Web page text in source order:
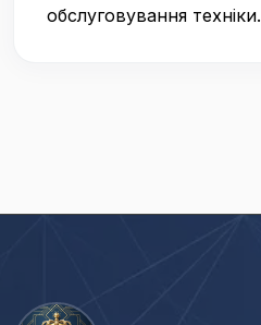
обслуговування техніки.